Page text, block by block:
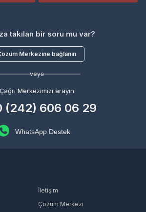
takılan bir soru mu var?
Merkezine bağlanın
veya
Çağrı Merkezimizi arayın
(242) 606 06 29
WhatsApp Destek
İletişim
Çözüm Merkezi